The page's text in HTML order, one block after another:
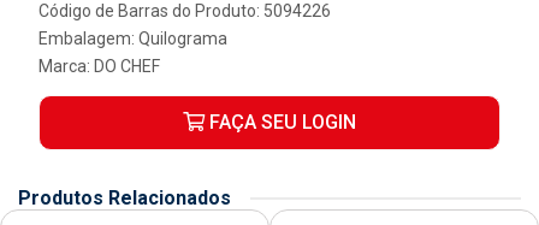
Código de Barras do Produto: 5094226
Embalagem: Quilograma
Marca: DO CHEF
FAÇA SEU LOGIN
Produtos Relacionados